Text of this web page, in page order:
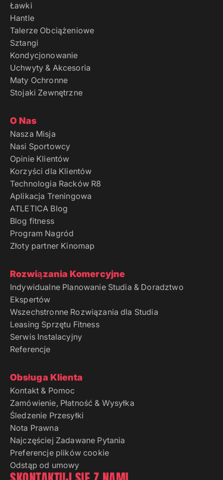
Ławki
Hantle
Talerze Obciążeniowe
Sztangi
Kondycjonowanie
Uchwyty & Akcesoria
Maty Ochronne
Stojaki Zewnętrzne
O Nas
Nasza Misja
Nasi Sportowcy
Opinie Klientów
Korzyści dla Klientów
Technologia Racków R8
Aplikacja Treningowa
ATLETICA Blog
Blog fitness
Program Nagród
Złoty partner Kinomap
Rozwiązania Komercyjne
Indywidualne Planowanie Studia & Doradztwo
Ekspertów
Wszechstronne Rozwiązania dla Studia
Leasing Sprzętu Fitness
Serwis Instalacyjny
Referencje
Obsługa Klienta
Kontakt & Pomoc
Zamówienie, Płatność & Wysyłka
Śledzenie Przesyłki
Nota Prawna
Najczęściej Zadawane Pytania
Preferencje plików cookie
Odstąp od umowy